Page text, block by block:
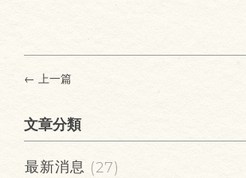
← 上一篇
文章分類
最新消息 (27)